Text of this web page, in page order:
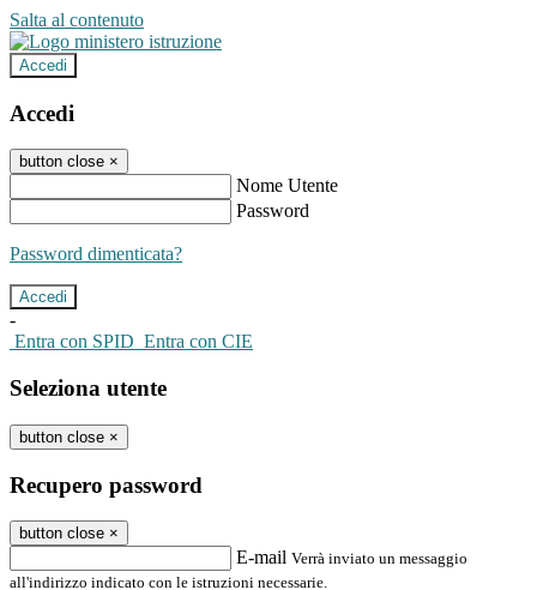
Salta al contenuto
Accedi
Accedi
button close ×
Nome Utente
Password
Password dimenticata?
-
Entra con SPID Entra con CIE
Seleziona utente
button close ×
Recupero password
button close ×
E-mail Verrà inviato un messaggio
all'indirizzo indicato con le istruzioni necessarie.